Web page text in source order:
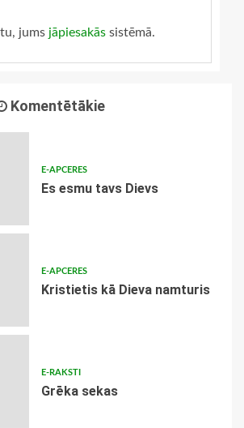
jums jāpiesakās sistēmā.
Komentētākie
E-APCERES
Es esmu tavs Dievs
E-APCERES
Kristietis kā Dieva namturis
E-RAKSTI
Grēka sekas